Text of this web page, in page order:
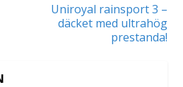
Uniroyal rainsport 3 –
däcket med ultrahög
prestanda!